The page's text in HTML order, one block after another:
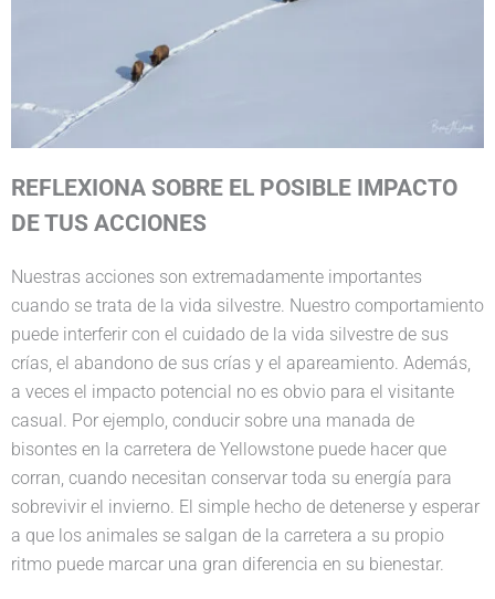
REFLEXIONA SOBRE EL POSIBLE IMPACTO
DE TUS ACCIONES
Nuestras acciones son extremadamente importantes
cuando se trata de la vida silvestre. Nuestro comportamiento
puede interferir con el cuidado de la vida silvestre de sus
crías, el abandono de sus crías y el apareamiento. Además,
a veces el impacto potencial no es obvio para el visitante
casual. Por ejemplo, conducir sobre una manada de
bisontes en la carretera de Yellowstone puede hacer que
corran, cuando necesitan conservar toda su energía para
sobrevivir el invierno. El simple hecho de detenerse y esperar
a que los animales se salgan de la carretera a su propio
ritmo puede marcar una gran diferencia en su bienestar.